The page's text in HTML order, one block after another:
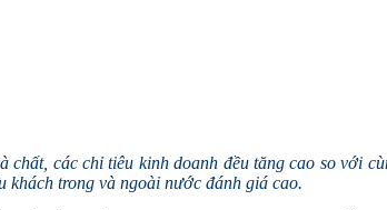
các chỉ tiêu kinh doanh đều tăng cao so với
trong và ngoài nước đánh giá cao.